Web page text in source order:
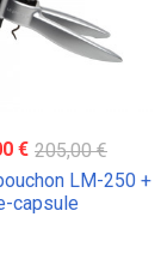
€ 205,00 €
LM-250 +
capsule